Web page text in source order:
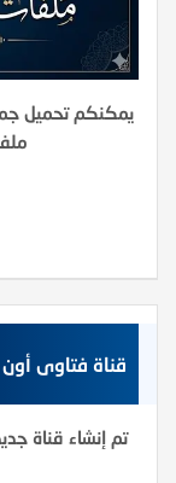
يمكنكم تحميل
قناة فتاوى أون
تم إنشاء قناة